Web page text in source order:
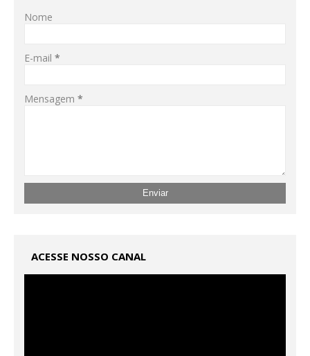
Nome
E-mail *
Mensagem *
ACESSE NOSSO CANAL